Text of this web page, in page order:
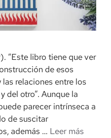
“Este libro tiene que ver
de esos
relaciones entre los
del otro”. Aunque la
parecer intrínseca a
de suscitar
además … Leer más